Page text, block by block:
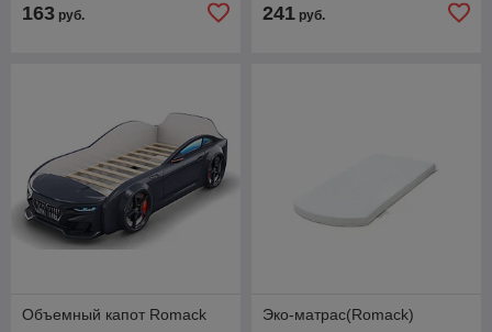
163 руб. 241 руб.
Объемный капот Romack
Эко-матрас(Romack)